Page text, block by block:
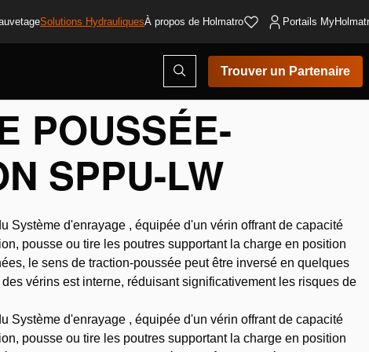
Solutions HydrauliquesÀ propos de Holmatro Portails
Ouvrir
la
fenêtre
de
recherche
Trouver un Partenaire
- Léger Unité de poussée-...
POUSSÉE-
SPPU-LW
Système d'enrayage , équipée d'un vérin offrant de capacité
pousse ou tire les poutres supportant la charge en position
le sens de traction-poussée peut être inversé en quelques
vérins est interne, réduisant significativement les risques de
Système d'enrayage , équipée d'un vérin offrant de capacité
pousse ou tire les poutres supportant la charge en position